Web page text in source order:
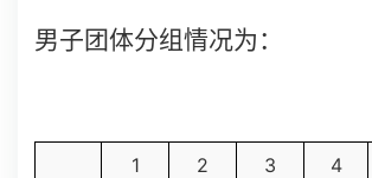
男子团体分组情况为：
1 2 3 4